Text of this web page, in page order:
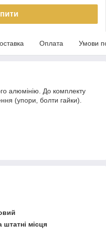
Оплата Умови
алюмінію. До комплекту
(упори, болти гайки).
штатні місця